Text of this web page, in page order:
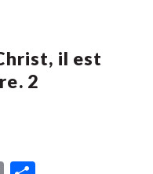
il est
2